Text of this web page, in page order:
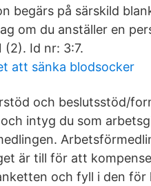
begärs på särskild
om du anställer en
(2). Id nr: 3:7.
att sänka blodsocker
och beslutsstöd/
intyg du som
är till för att
och fyll i den för